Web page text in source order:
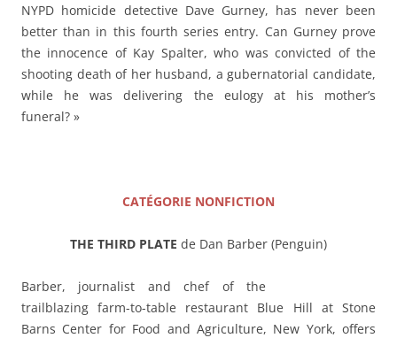
NYPD homicide detective Dave Gurney, has never been
better than in this fourth series entry. Can Gurney prove
the innocence of Kay Spalter, who was convicted of the
shooting death of her husband, a gubernatorial candidate,
while he was delivering the eulogy at his mother’s
funeral? »
CATÉGORIE NONFICTION
THE THIRD PLATE de Dan Barber (Penguin)
Barber, journalist and chef of the
trailblazing farm-to-table restaurant Blue Hill at Stone
Barns Center for Food and Agriculture, New York, offers